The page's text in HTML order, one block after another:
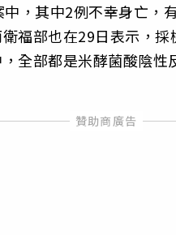
，其中2例不幸身亡，
福部也在29日表示，
全部都是米酵菌酸陰